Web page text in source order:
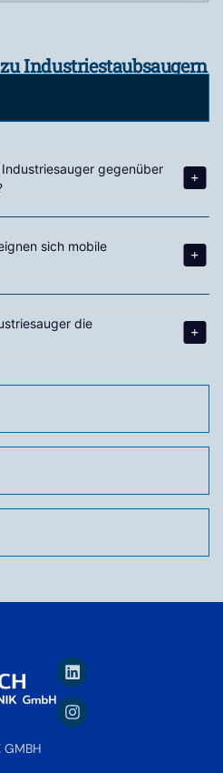
Industriestaubsaugern
gegenüber
sich mobile
die
GMBH